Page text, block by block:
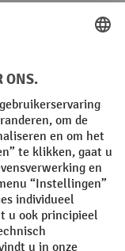
delivery charges,
korting is niet van
met andere